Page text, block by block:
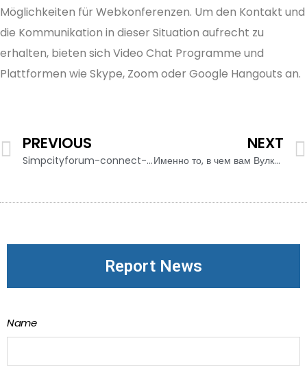
Möglichkeiten für Webkonferenzen. Um den Kontakt und
die Kommunikation in dieser Situation aufrecht zu
erhalten, bieten sich Video Chat Programme und
Plattformen wie Skype, Zoom oder Google Hangouts an.
PREVIOUS
Simpcityforum-connect-discuss-and-discover-everything-about-simpcity-in-one-place
NEXT
Именно то, в чем вам Вулкан Престиж отзывы нужна интернет-казино, участвуют бесплатно, участвуют бесплатно
Report News
Name